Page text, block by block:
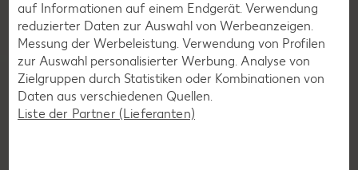
Eule Klara
auf Informationen auf einem Endgerät. Verwendung
reduzierter Daten zur Auswahl von Werbeanzeigen.
Messung der Werbeleistung. Verwendung von Profilen
zur Auswahl personalisierter Werbung. Analyse von
Zielgruppen durch Statistiken oder Kombinationen von
Daten aus verschiedenen Quellen.
Liste der Partner (Lieferanten)